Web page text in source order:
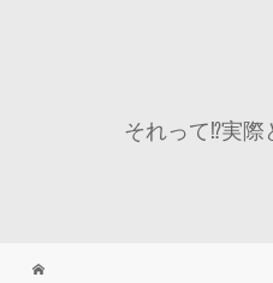
それって⁉実